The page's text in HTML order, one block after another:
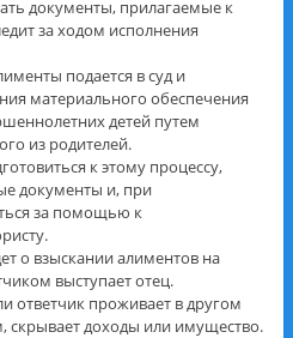
документы, прилагаемые к
за ходом исполнения
подается в суд и
материального обеспечения
детей путем
из родителей.
к этому процессу,
документы и, при
за помощью к
о взыскании алиментов на
выступает отец.
ответчик проживает в другом
скрывает доходы или имущество.